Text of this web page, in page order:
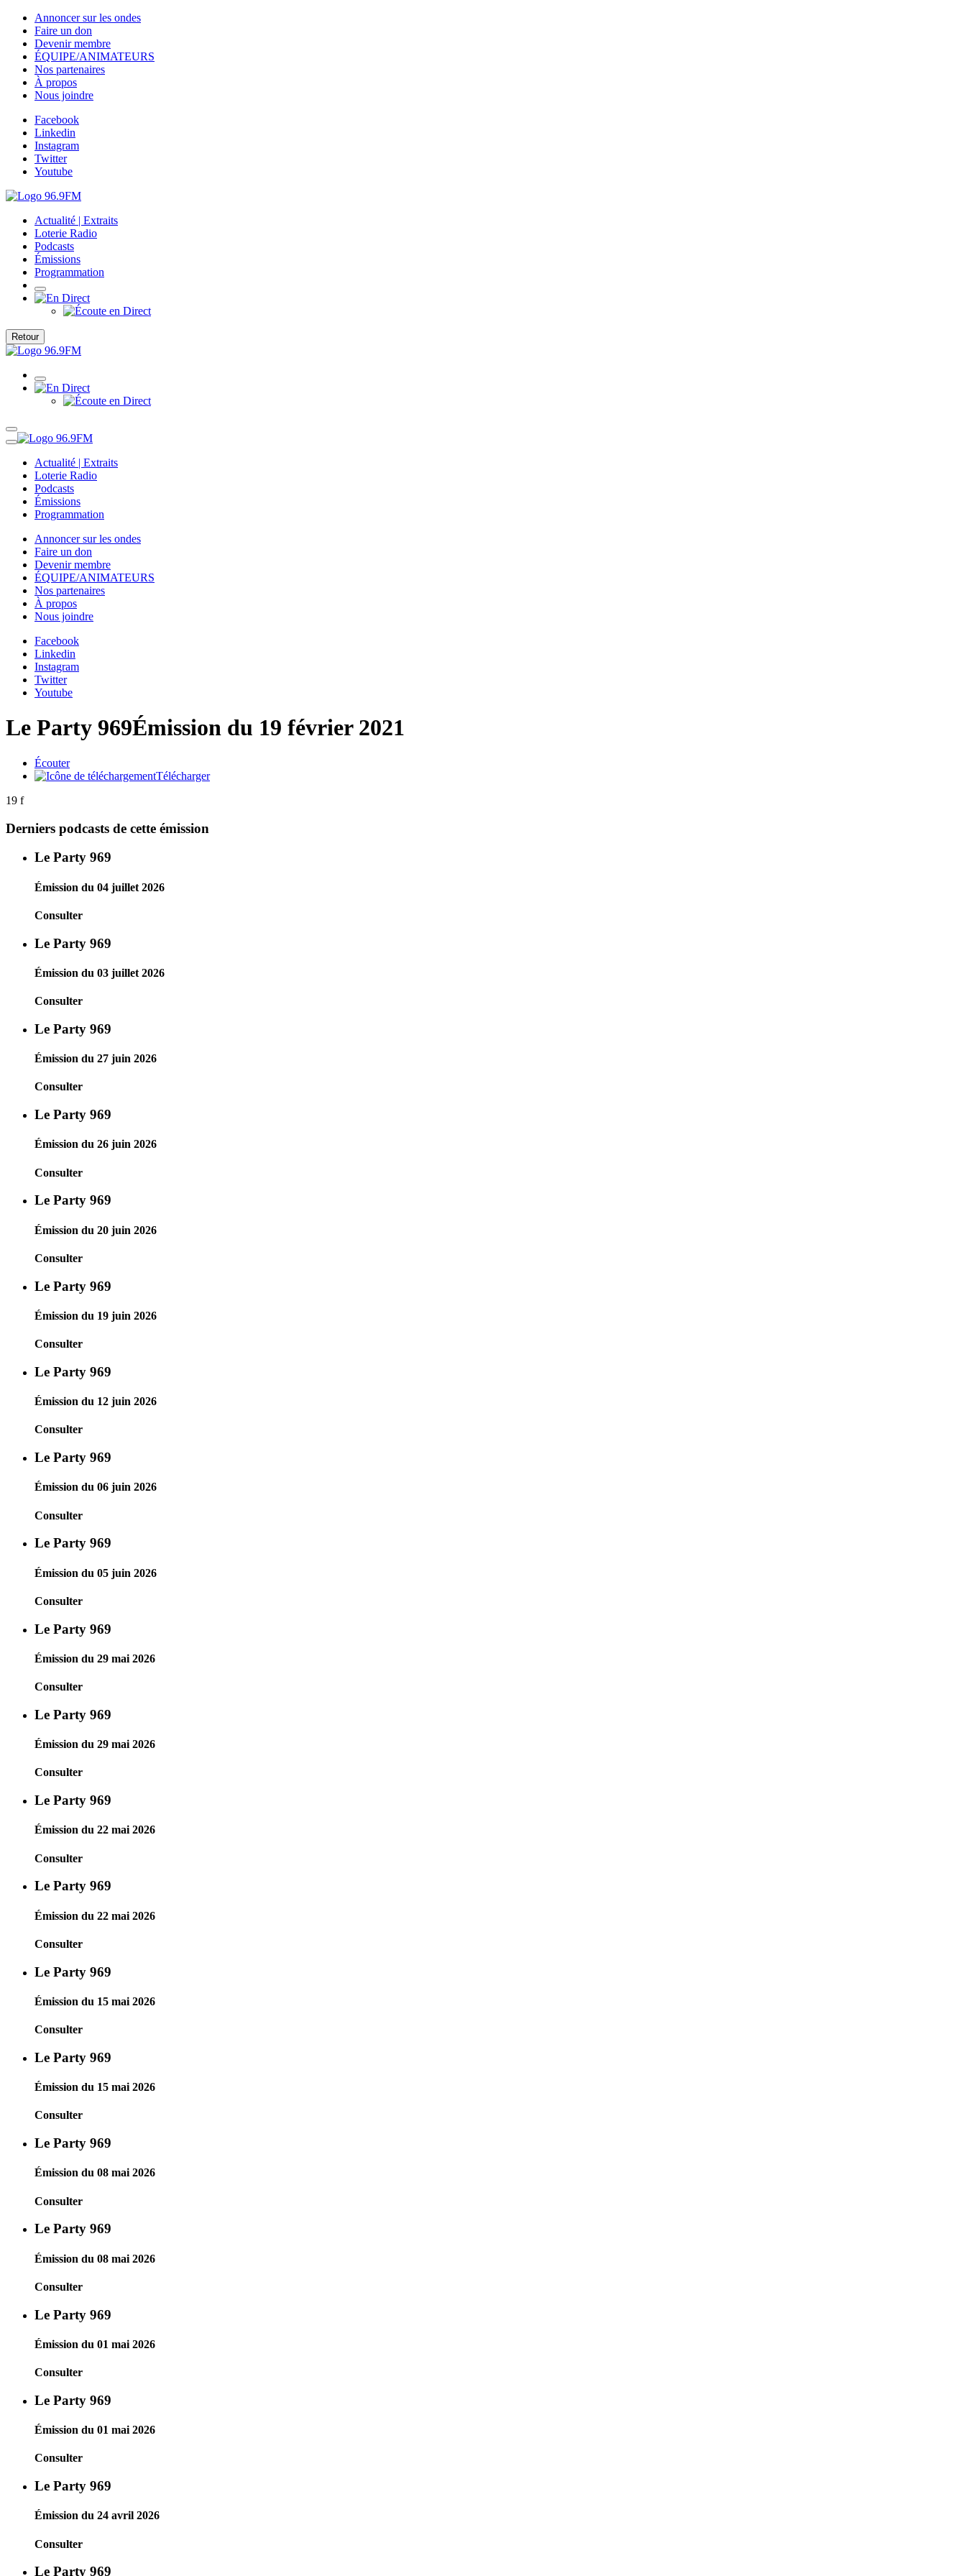
Annoncer sur les ondes
Faire un don
Devenir membre
ÉQUIPE/ANIMATEURS
Nos partenaires
À propos
Nous joindre
Facebook
Linkedin
Instagram
Twitter
Youtube
Actualité | Extraits
Loterie Radio
Podcasts
Émissions
Programmation
Retour
Actualité | Extraits
Loterie Radio
Podcasts
Émissions
Programmation
Annoncer sur les ondes
Faire un don
Devenir membre
ÉQUIPE/ANIMATEURS
Nos partenaires
À propos
Nous joindre
Facebook
Linkedin
Instagram
Twitter
Youtube
Le Party 969Émission du 19 février 2021
Écouter
Télécharger
19 f
Derniers podcasts de cette émission
Le Party 969
Émission du 04 juillet 2026
Consulter
Le Party 969
Émission du 03 juillet 2026
Consulter
Le Party 969
Émission du 27 juin 2026
Consulter
Le Party 969
Émission du 26 juin 2026
Consulter
Le Party 969
Émission du 20 juin 2026
Consulter
Le Party 969
Émission du 19 juin 2026
Consulter
Le Party 969
Émission du 12 juin 2026
Consulter
Le Party 969
Émission du 06 juin 2026
Consulter
Le Party 969
Émission du 05 juin 2026
Consulter
Le Party 969
Émission du 29 mai 2026
Consulter
Le Party 969
Émission du 29 mai 2026
Consulter
Le Party 969
Émission du 22 mai 2026
Consulter
Le Party 969
Émission du 22 mai 2026
Consulter
Le Party 969
Émission du 15 mai 2026
Consulter
Le Party 969
Émission du 15 mai 2026
Consulter
Le Party 969
Émission du 08 mai 2026
Consulter
Le Party 969
Émission du 08 mai 2026
Consulter
Le Party 969
Émission du 01 mai 2026
Consulter
Le Party 969
Émission du 01 mai 2026
Consulter
Le Party 969
Émission du 24 avril 2026
Consulter
Le Party 969